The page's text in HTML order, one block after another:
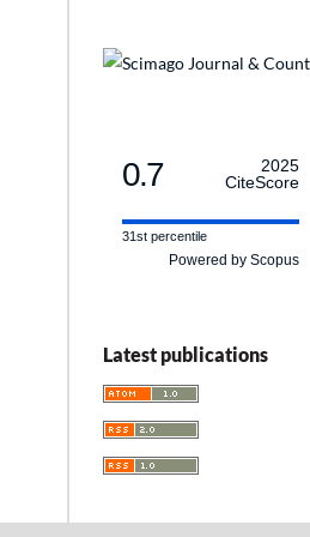
0.7
2025
CiteScore
31st percentile
Powered by Scopus
Latest publications